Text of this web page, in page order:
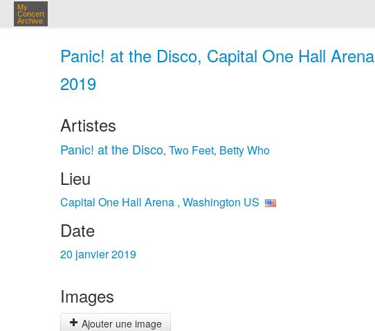
My
Concert
Archive
Panic! at the Disco, Capital One Hall
2019
Artistes
Panic! at the Disco, Two Feet, Betty Who
Lieu
Capital One Hall Arena , Washington US
Date
20 janvier 2019
Images
Ajouter une image